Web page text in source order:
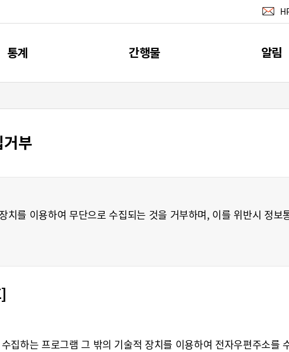
통계
요지표
간행물
간행물
알림
공지사
거부
를 이용하여 무단으로 수집되는 것을 거부하며, 이를 위반시 정보
하는 프로그램 그 밖의 기술적 장치를 이용하여 전자우편주소를